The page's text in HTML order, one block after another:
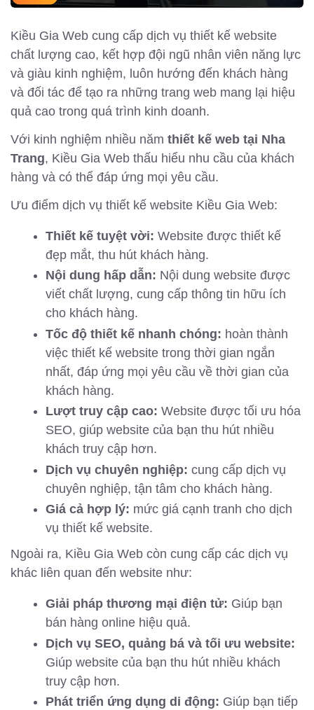
Kiều Gia Web cung cấp dịch vụ thiết kế website
chất lượng cao, kết hợp đội ngũ nhân viên năng lực
và giàu kinh nghiệm, luôn hướng đến khách hàng
và đối tác để tạo ra những trang web mang lại hiệu
quả cao trong quá trình kinh doanh.
Với kinh nghiệm nhiều năm thiết kế web tại Nha
Trang, Kiều Gia Web thấu hiểu nhu cầu của khách
hàng và có thể đáp ứng mọi yêu cầu.
Ưu điểm dịch vụ thiết kế website Kiều Gia Web:
Thiết kế tuyệt vời: Website được thiết kế
đẹp mắt, thu hút khách hàng.
Nội dung hấp dẫn: Nội dung website được
viết chất lượng, cung cấp thông tin hữu ích
cho khách hàng.
Tốc độ thiết kế nhanh chóng: hoàn thành
việc thiết kế website trong thời gian ngắn
nhất, đáp ứng mọi yêu cầu về thời gian của
khách hàng.
Lượt truy cập cao: Website được tối ưu hóa
SEO, giúp website của bạn thu hút nhiều
khách truy cập hơn.
Dịch vụ chuyên nghiệp: cung cấp dịch vụ
chuyên nghiệp, tận tâm cho khách hàng.
Giá cả hợp lý: mức giá cạnh tranh cho dịch
vụ thiết kế website.
Ngoài ra, Kiều Gia Web còn cung cấp các dịch vụ
khác liên quan đến website như:
Giải pháp thương mại điện tử: Giúp bạn
bán hàng online hiệu quả.
Dịch vụ SEO, quảng bá và tối ưu website:
Giúp website của bạn thu hút nhiều khách
truy cập hơn.
Phát triển ứng dụng di động: Giúp bạn tiếp